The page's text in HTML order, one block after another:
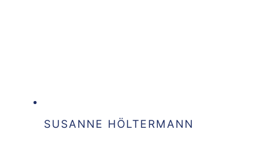
SUSANNE HÖLTERMANN